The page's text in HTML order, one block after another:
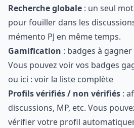
Recherche globale : un seul
pour fouiller dans les
mémento PJ en même temps.
Gamification : badges à
Vous pouvez voir vos badges
ou ici : voir la liste complète
Profils vérifiés / non vérifiés :
discussions, MP, etc. Vous
vérifier votre profil